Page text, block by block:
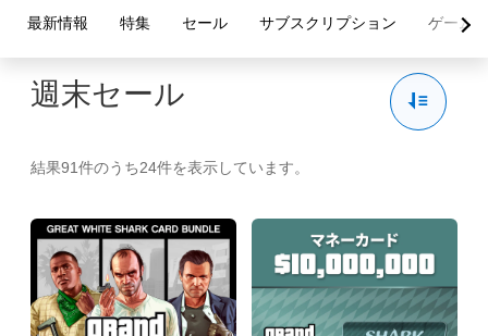
最新情報 特集 セール サブスクリプション ゲーム
週末セール
結果91件のうち24件を表示しています。